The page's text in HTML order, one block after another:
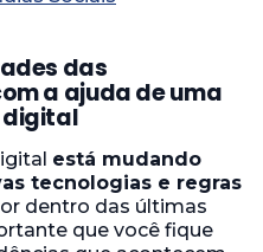
das
a ajuda de uma
digital
está mudando
tecnologias e regras
dentro das últimas
que você fique